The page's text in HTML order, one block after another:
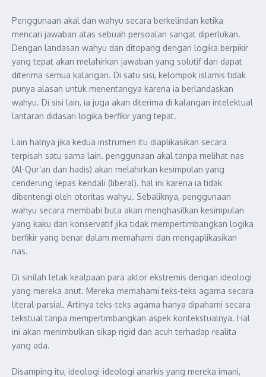
Penggunaan akal dan wahyu secara berkelindan ketika
mencari jawaban atas sebuah persoalan sangat diperlukan.
Dengan landasan wahyu dan ditopang dengan logika berpikir
yang tepat akan melahirkan jawaban yang solutif dan dapat
diterima semua kalangan. Di satu sisi, kelompok islamis tidak
punya alasan untuk menentangya karena ia berlandaskan
wahyu. Di sisi lain, ia juga akan diterima di kalangan intelektual
lantaran didasari logika berfikir yang tepat.
Lain halnya jika kedua instrumen itu diaplikasikan secara
terpisah satu sama lain. penggunaan akal tanpa melihat nas
(Al-Qur’an dan hadis) akan melahirkan kesimpulan yang
cenderung lepas kendali (liberal). hal ini karena ia tidak
dibentengi oleh otoritas wahyu. Sebaliknya, penggunaan
wahyu secara membabi buta akan menghasilkan kesimpulan
yang kaku dan konservatif jika tidak mempertimbangkan logika
berfikir yang benar dalam memahami dan mengaplikasikan
nas.
Di sinilah letak kealpaan para aktor ekstremis dengan ideologi
yang mereka anut. Mereka memahami teks-teks agama secara
literal-parsial. Artinya teks-teks agama hanya dipahami secara
tekstual tanpa mempertimbangkan aspek kontekstualnya. Hal
ini akan menimbulkan sikap rigid dan acuh terhadap realita
yang ada.
Disamping itu, ideologi-ideologi anarkis yang mereka imani,